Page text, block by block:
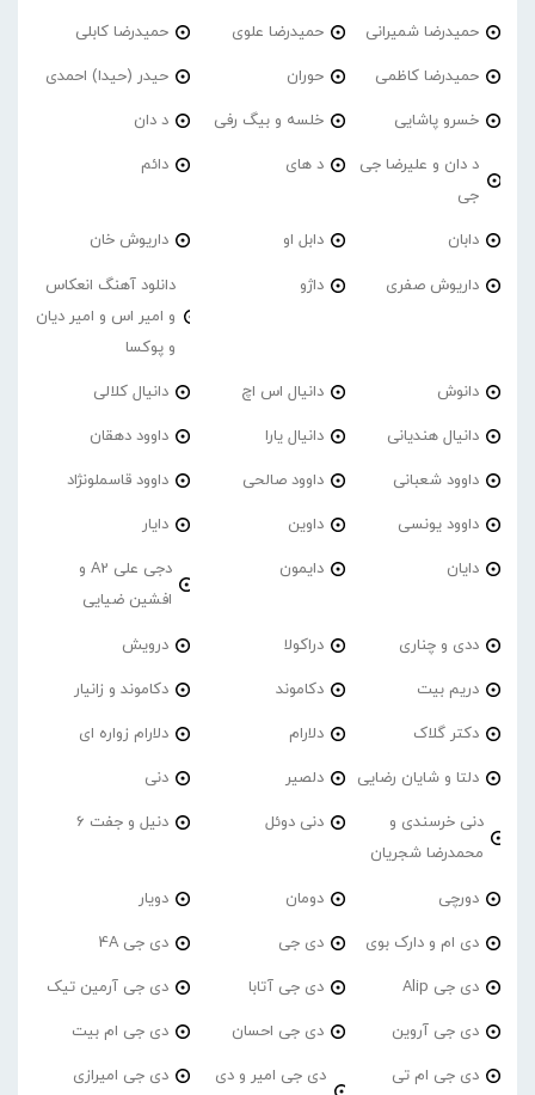
حمیدرضا شمیرانی حمیدرضا علوی حمیدرضا کابلی
حمیدرضا کاظمی حوران حیدر (حیدا) احمدی
خسرو پاشایی خلسه و بیگ رفی د دان
د دان و علیرضا جی
جی
د های دائم
دابان دابل او داریوش خان
داریوش صفری داژو
دانلود آهنگ انعکاس
و امیر اس و امیر دیان
و پوکسا
دانوش دانیال اس اچ دانیال کلالی
دانیال هندیانی دانیال یارا داوود دهقان
داوود شعبانی داوود صالحی داوود قاسملونژاد
داوود یونسی داوین دایار
دایان دایمون
دجی علی A2 و
افشین ضیایی
ددی و چناری دراکولا درویش
دریم بیت دکاموند دکاموند و زانیار
دکتر گلاک دلارام دلارام زواره ای
دلتا و شایان رضایی دلصیر دنی
دنی خرسندی و
محمدرضا شجریان
دنی دوئل دنیل و جفت 6
دورچی دومان دویار
دی ام و دارک بوی دی جی دی جی 4A
دی جی Alip دی جی آتابا دی جی آرمین تیک
دی جی آروین دی جی احسان دی جی ام بیت
دی جی ام تی
دی جی امیر و دی
دی جی امیرازی